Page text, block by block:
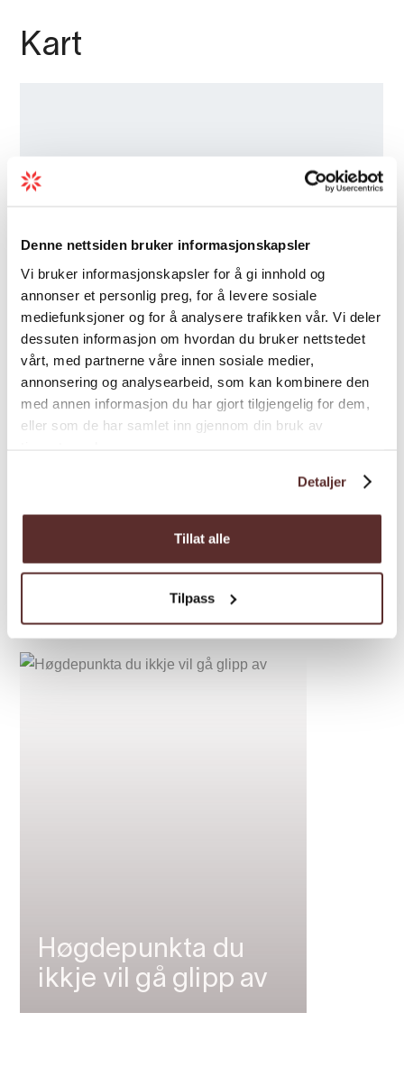
Denne nettsiden bruker informasjonskapsler
Vi bruker informasjonskapsler for å gi innhold og
annonser et personlig preg, for å levere sosiale
mediefunksjoner og for å analysere trafikken vår. Vi deler
dessuten informasjon om hvordan du bruker nettstedet
vårt, med partnerne våre innen sosiale medier,
annonsering og analysearbeid, som kan kombinere den
med annen informasjon du har gjort tilgjengelig for dem,
eller som de har samlet inn gjennom din bruk av
Detaljer
Tillat alle
Tilpass
Kart
Inspirasjon
Høgdepunkta du
ikkje vil gå glipp av